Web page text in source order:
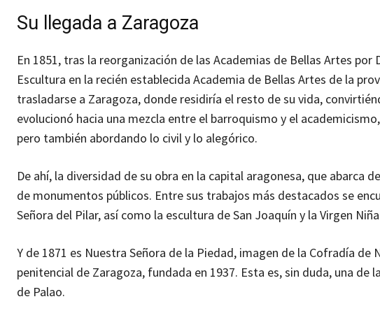
Su llegada a Zaragoza
En 1851, tras la reorganización de las Academias de Bellas Artes
Escultura en la recién establecida Academia de Bellas Artes de la
trasladarse a Zaragoza, donde residiría el resto de su vida,
evolucionó hacia una mezcla entre el barroquismo y el
pero también abordando lo civil y lo alegórico.
De ahí, la diversidad de su obra en la capital aragonesa, que abarca
de monumentos públicos. Entre sus trabajos más destacados se
Señora del Pilar, así como la escultura de San Joaquín y la Virgen
Y de 1871 es Nuestra Señora de la Piedad, imagen de la Cofradía
penitencial de Zaragoza, fundada en 1937. Esta es, sin duda, una
de Palao.